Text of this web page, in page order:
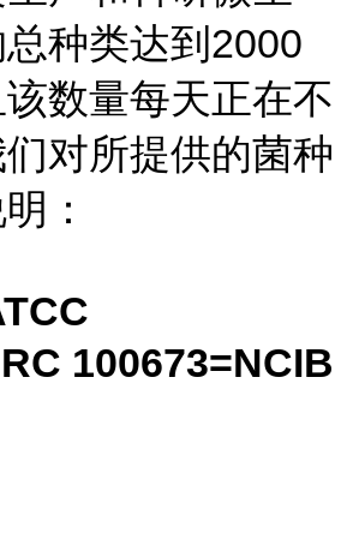
种类达到2000
数量每天正在不
对所提供的菌种
：
100673=NCIB